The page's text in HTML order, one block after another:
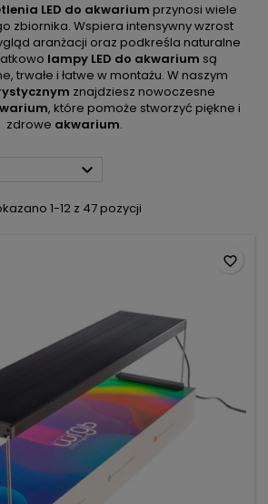
LED do akwarium przynosi wiele
zbiornika. Wspiera intensywny wzrost
aranżacji oraz podkreśla naturalne
lampy LED do akwarium są
trwałe i łatwe w montażu. W naszym
znajdziesz nowoczesne
, które pomoże stworzyć piękne i
zdrowe akwarium.

1-12 z 47 pozycji
favorite_border